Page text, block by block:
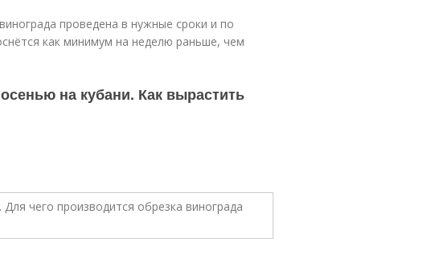
проведена в нужные сроки и по
как минимум на неделю раньше, чем
на кубани. Как вырастить